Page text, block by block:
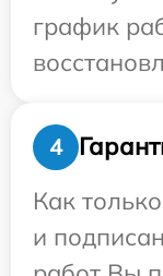
график
4
Как
и